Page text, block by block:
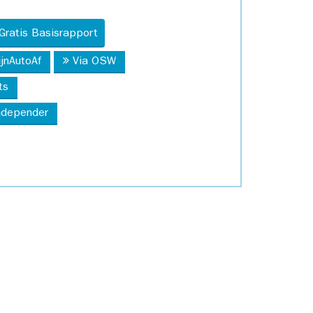
Basisrapport
Via OSW